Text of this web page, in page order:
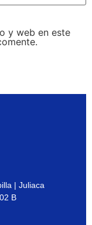
y web en este
| Juliaca
B